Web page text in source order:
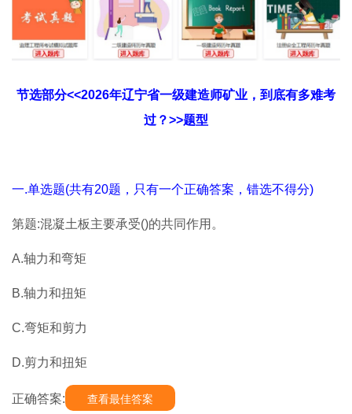
节选部分<<2026年辽宁省一级建造师矿业，到底有多难考
过？>>题型
一.单选题(共有20题，只有一个正确答案，错选不得分)
第题:混凝土板主要承受()的共同作用。
A.轴力和弯矩
B.轴力和扭矩
C.弯矩和剪力
D.剪力和扭矩
正确答案: 查看最佳答案